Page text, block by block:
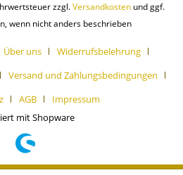
zzgl.Versandkosten und ggf.
wenn nicht anders beschrieben
Über uns
Widerrufsbelehrung
Versand und Zahlungsbedingungen
AGB
Impressum
mit Shopware